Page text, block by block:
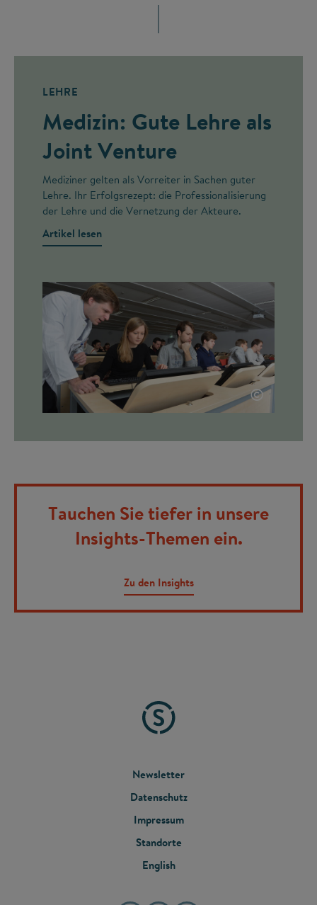
LEHRE
Medizin: Gute Lehre als
Joint Venture
Mediziner gelten als Vorreiter in Sachen guter
Lehre. Ihr Erfolgsrezept: die Professionalisierung
der Lehre und die Vernetzung der Akteure.
Artikel lesen
©
Tauchen Sie tiefer in unsere
Insights-Themen ein.
Zu den Insights
FOOTER
MENU
Newsletter
Datenschutz
Impressum
Standorte
English